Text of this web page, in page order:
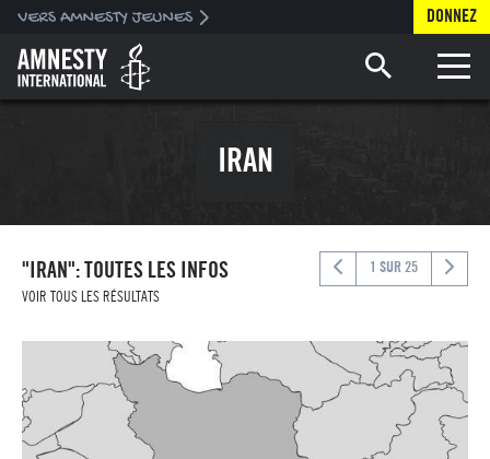
DONNEZ
IRAN
1 SUR 25
"IRAN": TOUTES LES INFOS
VOIR TOUS LES RÉSULTATS